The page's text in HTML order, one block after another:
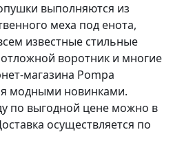
выполняются из
меха под енота,
известные стильные
воротник и многие
магазина Pompa
модными новинками.
по выгодной цене можно в
осуществляется по